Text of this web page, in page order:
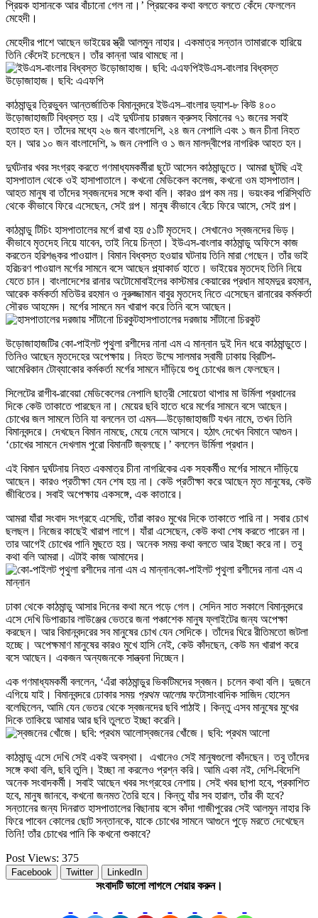
প্রিয়ক হাসানকে আর বাঁচানো গেল না।’ প্রিয়কের কথা বলতে বলতে কেঁদে ফেললেন
মেহেদী।
মেহেদীর পাশে আছেন ভাইয়ের স্ত্রী আলমুন নাহার। একমাত্র সন্তান তামারাকে হারিয়ে
তিনি কেঁদেই চলেছেন। তাঁর কান্না আর থামছে না।
ইউএস-বাংলার বিধ্বস্ত
উড়োজাহাজ। ছবি: এএফপি
কাঠমান্ডুর ত্রিভুবন আন্তর্জাতিক বিমানবন্দরে ইউএস–বাংলার ড্যাশ-৮ কিউ ৪০০
উড়োজাহাজটি বিধ্বস্ত হয়। এই দুর্ঘটনায় চারজন ক্রুসহ বিমানের ৭১ জনের সবাই
হতাহত হন। তাঁদের মধ্যে ২৬ জন বাংলাদেশি, ২৪ জন নেপালি এবং ১ জন চীনা নিহত
হন। আর ১০ জন বাংলাদেশি, ৯ জন নেপালি ও ১ জন মালদ্বীপের নাগরিক আহত হন।
দুর্ঘটনার খবর সংগ্রহ করতে গণমাধ্যমকর্মীরা ছুটে আসেন কাঠমান্ডুতে। আমরা ছুটছি এই
হাসপাতাল থেকে ওই হাসাপাতালে। কখনো মেডিকেল কলেজ, কখনো ওম হাসপাতাল।
আহত মানুষ বা তাঁদের স্বজনদের সঙ্গে কথা বলি। কারও গল্প কম নয়। ভয়ংকর পরিস্থিতি
থেকে কীভাবে ফিরে এসেছেন, সেই গল্প। মানুষ কীভাবে বেঁচে ফিরে আসে, সেই গল্প।
কাঠমান্ডু টিচিং হাসপাতালের মর্গে রাখা হয় ৫১টি মৃতদেহ। সেখানেও স্বজনদের ভিড়।
কীভাবে মৃতদেহ নিয়ে যাবেন, তাই নিয়ে চিন্তা। ইউএস-বাংলার কাঠমান্ডু অফিসে কাজ
করতেন হরিশঙ্কর পাওয়াল। বিমান বিধ্বস্ত হওয়ার ঘটনায় তিনি মারা গেছেন। তাঁর ভাই
হরিচরণ পাওয়াল মর্গের সামনে বসে আছেন প্ল্যাকার্ড হাতে। ভাইয়ের মৃতদেহ তিনি নিয়ে
যেতে চান। বাংলাদেশের রানার অটোমোবাইলের কাস্টমার কেয়ারের প্রধান মাহমদুর রহমান,
আরেক কর্মকর্তা মতিউর রহমান ও নুরুজ্জামান বাবুর মৃতদেহ নিতে এসেছেন রানারের কর্মকর্তা
সৌরভ আহমেদ। মর্গের সামনে মন খারাপ করে তিনি বসে আছেন।
হাসপাতালের দরজায় সাঁটানো চিরকুট
উড়োজাহাজটির কো-পাইলট পৃথুলা রশীদের নানা এম এ মান্নান দুই দিন ধরে কাঠমান্ডুতে।
তিনিও আছেন মৃতদেহের অপেক্ষায়। নিহত উম্মে সালমার স্বামী ঢাকায় ব্রিটিশ-
আমেরিকান টোব্যাকোর কর্মকর্তা মর্গের সামনে দাঁড়িয়ে শুধু চোখের জল ফেলছেন।
সিলেটের রাগীব-রাবেয়া মেডিকেলের নেপালি ছাত্রী সোয়েতা থাপার মা উর্মিলা প্রধানের
দিকে কেউ তাকাতে পারছেন না। মেয়ের ছবি হাতে ধরে মর্গের সামনে বসে আছেন।
চোখের জল সামলে তিনি যা বললেন তা এমন—উড়োজাহাজটি যখন নামে, তখন তিনি
বিমানবন্দরে। দেখছেন বিমান নামছে, মেয়ে নেমে আসবে। হঠাৎ দেখেন বিমানে আগুন।
‘চোখের সামনে দেখলাম পুরো বিমানটি জ্বলছে।’ বললেন উর্মিলা প্রধান।
এই বিমান দুর্ঘটনায় নিহত একমাত্র চীনা নাগরিকের এক সহকর্মীও মর্গের সামনে দাঁড়িয়ে
আছেন। কারও প্রতীক্ষা যেন শেষ হয় না। কেউ প্রতীক্ষা করে আছেন মৃত মানুষের, কেউ
জীবিতের। সবাই অপেক্ষায় একসঙ্গে, এক কাতারে।
আমরা যাঁরা সংবাদ সংগ্রহে এসেছি, তাঁরা কারও মুখের দিকে তাকাতে পারি না। সবার চোখ
ছলছল। নিজের কাছেই খারাপ লাগে। যাঁরা এসেছেন, কেউ কথা শেষ করতে পারেন না।
তার আগেই চোখের পানি মুছতে হয়। অনেক সময় কথা বলতে আর ইচ্ছা করে না। তবু
কথা বলি আমরা। এটাই কাজ আমাদের।
কো-পাইলট পৃথুলা রশীদের নানা এম এ
মান্নান
ঢাকা থেকে কাঠমান্ডু আসার দিনের কথা মনে পড়ে গেল। সেদিন সাত সকালে বিমানবন্দরে
এসে দেখি ডিপারচার লাউঞ্জের ভেতরে জনা পঞ্চাশেক মানুষ ফ্লাইটের জন্য অপেক্ষা
করছেন। আর বিমানবন্দরের সব মানুষের চোখ যেন সেদিকে। তাঁদের ঘিরে রীতিমতো জটলা
হচ্ছে। অপেক্ষমাণ মানুষের কারও মুখে হাসি নেই, কেউ কাঁদছেন, কেউ মন খারাপ করে
বসে আছেন। একজন অন্যজনকে সান্ত্বনা দিচ্ছেন।
এক গণমাধ্যমকর্মী বললেন, ‘এঁরা কাঠমান্ডুর ভিকটিমদের স্বজন। চলেন কথা বলি। দুজনে
এগিয়ে যাই। বিমানবন্দরে ঢোকার সময় প্রথম আলোর ফটোসাংবাদিক সাজিদ হোসেন
বলেছিলেন, আমি যেন ভেতর থেকে স্বজনদের ছবি পাঠাই। কিন্তু এসব মানুষের মুখের
দিকে তাকিয়ে আমার আর ছবি তুলতে ইচ্ছা করেনি।
স্বজনের খোঁজে। ছবি: প্রথম আলো
কাঠমান্ডু এসে দেখি সেই একই অবস্থা। এখানেও সেই মানুষগুলো কাঁদছেন। তবু তাঁদের
সঙ্গে কথা বলি, ছবি তুলি। ইচ্ছা না করলেও প্রশ্ন করি। আমি একা নই, দেশি-বিদেশি
অনেক সংবাদকর্মী। সবাই আছেন খবর সংগ্রহের নেশায়। সেই খবর ছাপা হবে, প্রকাশিত
হবে, মানুষ জানবে, কখনো জনমত তৈরি হবে। কিন্তু যাঁর সব হারাল, তাঁর কী হবে?
সন্তানের জন্য দিনরাত হাসপাতালের বিছানায় বসে কাঁদা গাজীপুরের সেই আলমুন নাহার কি
ফিরে পাবেন কোলের ছোট সন্তানকে, যাকে চোখের সামনে আগুনে পুড়ে মরতে দেখেছেন
তিনি! তাঁর চোখের পানি কি কখনো শুকাবে?
Post Views: 375
Facebook Twitter LinkedIn
সংবাদটি ভালো লাগলে শেয়ার করুন।